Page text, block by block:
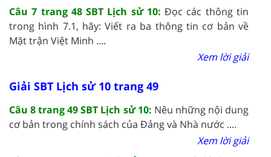
Câu 7 trang 48 SBT Lịch sử 10:Đọc các thông tin
trong hình 7.1, hãy: Viết ra ba thông tin cơ bản về
Mặt trận Việt Minh ....
Xem lời giải
Giải SBT Lịch sử 10 trang 49
Câu 8 trang 49 SBT Lịch sử 10: Nêu những nội dung
cơ bản trong chính sách của Đảng và Nhà nước ....
Xem lời giải